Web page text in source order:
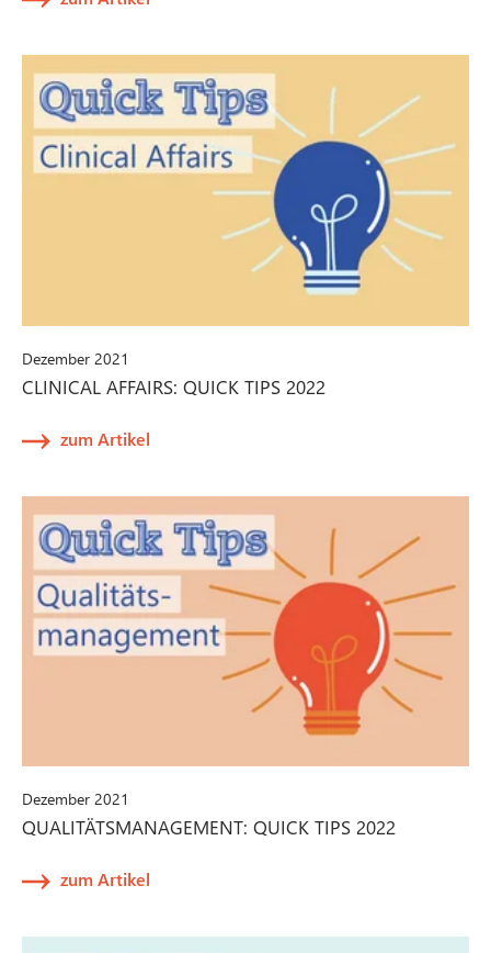
Dezember 2021
CLINICAL AFFAIRS: QUICK TIPS 2022
zum Artikel
Dezember 2021
QUALITÄTSMANAGEMENT: QUICK TIPS 2022
zum Artikel